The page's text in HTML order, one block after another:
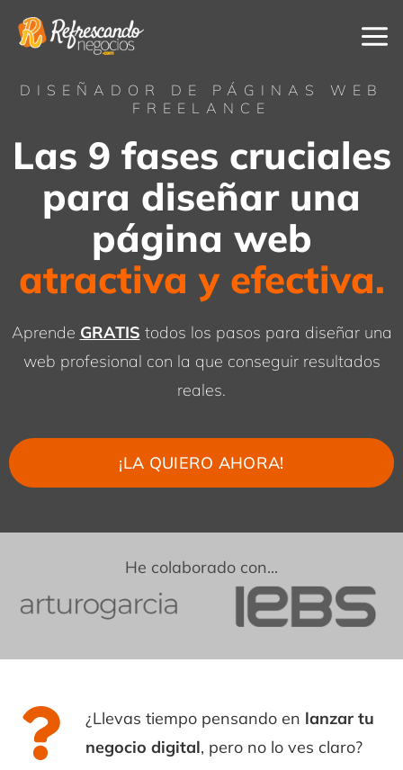
DISEÑADOR DE PÁGINAS WEB
FREELANCE
Las 9 fases cruciales
para diseñar una
página web
atractiva y efectiva.
Aprende GRATIS todos los pasos para diseñar una
web profesional con la que conseguir resultados
reales.
¡LA QUIERO AHORA!
He colaborado con...
¿Llevas tiempo pensando en lanzar tu
negocio digital, pero no lo ves claro?